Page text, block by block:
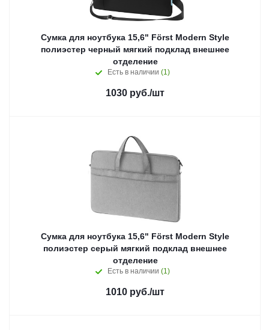
Сумка для ноутбука 15,6" Först Modern Style
полиэстер черный мягкий подклад внешнее
отделение
Есть в наличии (1)
1030 руб./шт
Сумка для ноутбука 15,6" Först Modern Style
полиэстер серый мягкий подклад внешнее
отделение
Есть в наличии (1)
1010 руб./шт